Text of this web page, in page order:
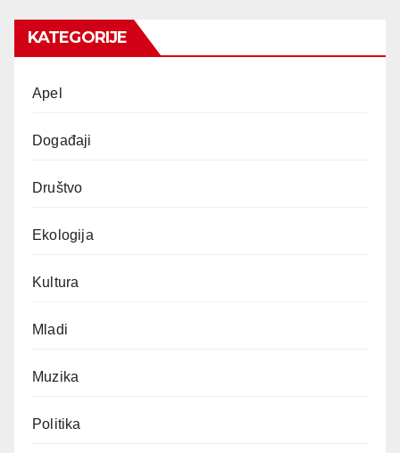
KATEGORIJE
Apel
Događaji
Društvo
Ekologija
Kultura
Mladi
Muzika
Politika